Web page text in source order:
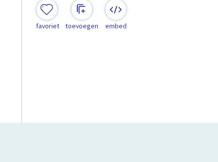
favoriet toevoegen embed